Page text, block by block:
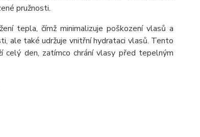
pružnosti.
tepla, čímž minimalizuje poškození vlasů a
ale také udržuje vnitřní hydrataci vlasů. Tento
celý den, zatímco chrání vlasy před tepelným